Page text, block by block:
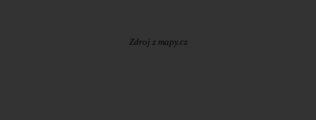
Zdroj z mapy.cz